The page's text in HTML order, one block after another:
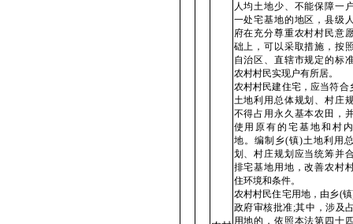
人均土地少、不能保障一
一处宅基地的地区，县级
府在充分尊重农村村民意
础上，可以采取措施，按
自治区、直辖市规定的标
农村村民实现户有所居。
农村村民建住宅，应当符合
土地利用总体规划、村庄
不得占用永久基本农田，
使用原有的宅基地和村
地。编制乡(镇)土地利用
划、村庄规划应当统筹并
排宅基地用地，改善农村
住环境和条件。
农村村民住宅用地，由乡(
政府审核批准;其中，涉及
用地的，依照本法第四十